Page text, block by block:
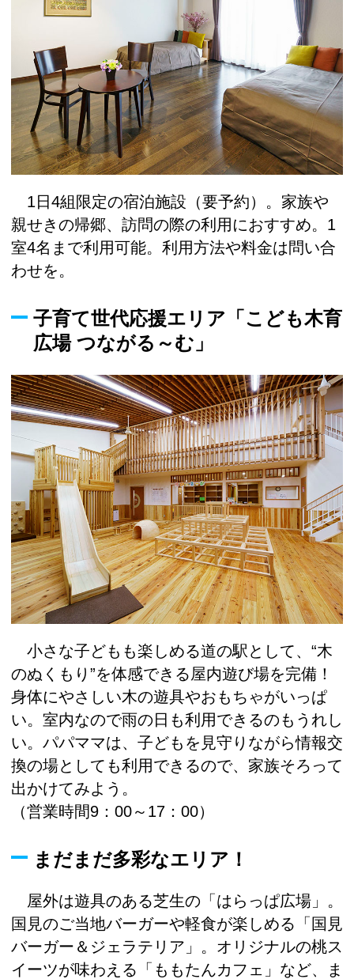
1日4組限定の宿泊施設（要予約）。家族や
親せきの帰郷、訪問の際の利用におすすめ。1
室4名まで利用可能。利用方法や料金は問い合
わせを。
子育て世代応援エリア「こども木育
広場 つながる～む」
小さな子どもも楽しめる道の駅として、“木
のぬくもり”を体感できる屋内遊び場を完備！
身体にやさしい木の遊具やおもちゃがいっぱ
い。室内なので雨の日も利用できるのもうれし
い。パパママは、子どもを見守りながら情報交
換の場としても利用できるので、家族そろって
出かけてみよう。
（営業時間9：00～17：00）
まだまだ多彩なエリア！
屋外は遊具のある芝生の「はらっぱ広場」。
国見のご当地バーガーや軽食が楽しめる「国見
バーガー＆ジェラテリア」。オリジナルの桃ス
イーツが味わえる「ももたんカフェ」など、ま